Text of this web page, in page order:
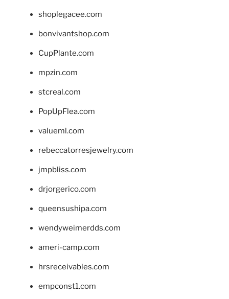
shoplegacee.com
bonvivantshop.com
CupPlante.com
mpzin.com
stcreal.com
PopUpFlea.com
valueml.com
rebeccatorresjewelry.com
jmpbliss.com
drjorgerico.com
queensushipa.com
wendyweimerdds.com
ameri-camp.com
hrsreceivables.com
empconst1.com